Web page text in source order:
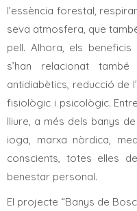
l’essència forestal,
seva atmosfera, que
pell. Alhora, els
s’han relacionat
antidiabètics, reducció de
fisiològic i psicològic.
lliure, a més dels banys
ioga, marxa nòrdica,
conscients, totes elles
benestar personal.
El projecte “Banys de